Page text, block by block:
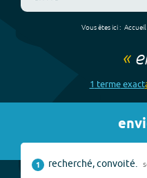
Vous êtes ici : Accueil
«
1 termeexact
1 recherché, convoité.